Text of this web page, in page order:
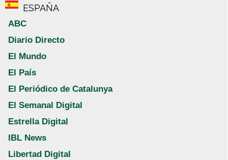
ESPAÑA
ABC
Diario Directo
El Mundo
El País
El Periódico de Catalunya
El Semanal Digital
Estrella Digital
IBL News
Libertad Digital